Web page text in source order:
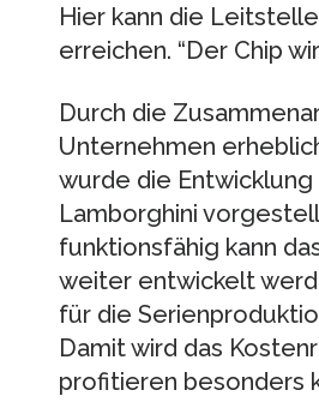
Hier kann die
erreichen. “Der Chip
Durch die
Unternehmen
wurde die
Lamborghini
funktionsfähig kann
weiter entwickelt
für die
Damit wird das
profitieren besonders